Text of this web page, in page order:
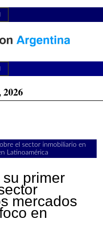
2026
el sector inmobiliario en
Latinoamérica
primer
mercados
en